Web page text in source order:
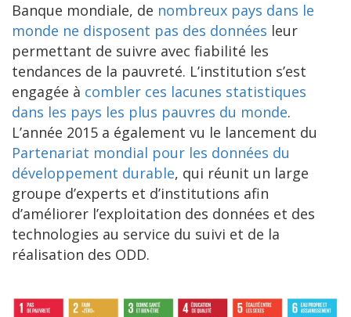
Banque mondiale, de nombreux pays dans le
monde ne disposent pas des données leur
permettant de suivre avec fiabilité les
tendances de la pauvreté. L’institution s’est
engagée à combler ces lacunes statistiques
dans les pays les plus pauvres du monde.
L’année 2015 a également vu le lancement du
Partenariat mondial pour les données du
développement durable, qui réunit un large
groupe d’experts et d’institutions afin
d’améliorer l’exploitation des données et des
technologies au service du suivi et de la
réalisation des ODD.